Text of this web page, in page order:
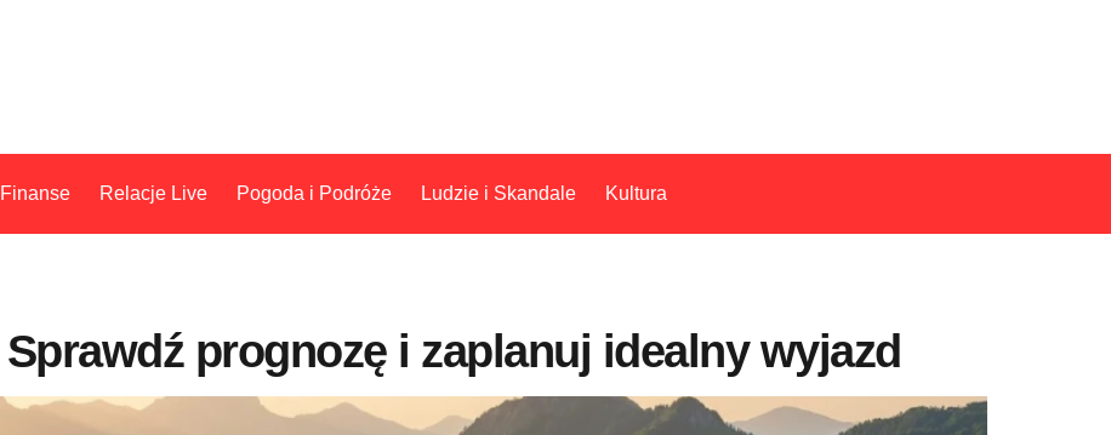
Finanse Relacje Live Pogoda i Podróże Ludzie i Skandale Kultura
prognozę i zaplanuj idealny wyjazd